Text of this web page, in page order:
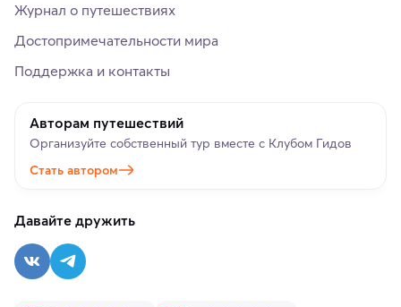
Журнал о путешествиях
Достопримечательности мира
Поддержка и контакты
Авторам путешествий
Организуйте собственный тур вместе с Клубом Гидов
Стать автором
Давайте дружить